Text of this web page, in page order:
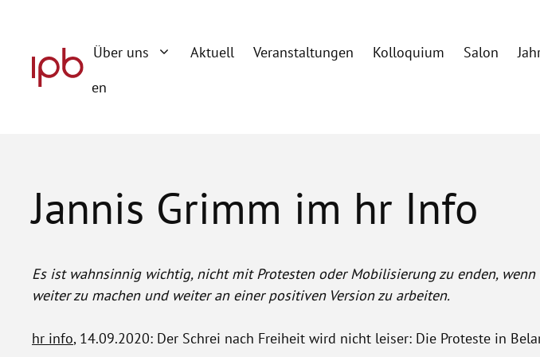
springen
Über uns Aktuell Veranstaltungen Kolloquium Salon
en
Jannis Grimm im hr Info
Es ist wahnsinnig wichtig, nicht mit Protesten oder Mobilisierung zu enden,
weiter zu machen und weiter an einer positiven Version zu arbeiten.
hr info, 14.09.2020: Der Schrei nach Freiheit wird nicht leiser: Die Proteste in